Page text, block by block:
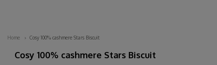
Home Cosy 100% cashmere Stars Biscuit
Cosy 100% cashmere Stars Biscuit